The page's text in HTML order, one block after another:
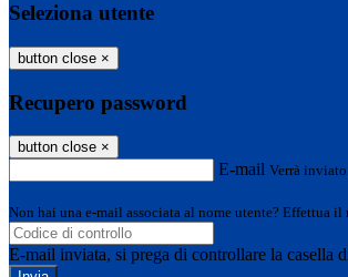
Seleziona utente
button close ×
Recupero password
button close ×
E-mail Verrà
Non hai una e-mail associata al nome utente? Effettua il
E-mail inviata, si prega di controllare la casella